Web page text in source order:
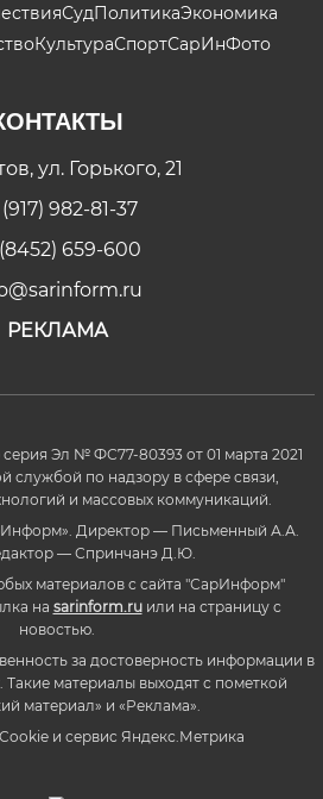
СудПолитикаЭкономика
КультураСпортСарИнФото
ул. Горького, 21
982-81-37
659-600
РЕКЛАМА
Эл № ФС77-80393 от 01 марта 2021
службой по надзору в сфере связи,
и массовых коммуникаций.
Директор — Письменный А.А.
— Спринчанэ Д.Ю.
материалов с сайта "СарИнформ"
на sarinform.ruили на страницу с
новостью.
за достоверность информации в
Такие материалы выходят с пометкой
материал» и «Реклама».
и сервиc Яндекс.Метрика